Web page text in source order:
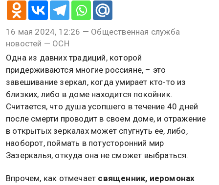
16 мая 2024, 12:26 — Общественная служба
новостей — ОСН
Одна из давних традиций, которой
придерживаются многие россияне, – это
завешивание зеркал, когда умирает кто-то из
близких, либо в доме находится покойник.
Считается, что душа усопшего в течение 40 дней
после смерти проводит в своем доме, и отражение
в открытых зеркалах может спугнуть ее, либо,
наоборот, поймать в потусторонний мир
Зазеркалья, откуда она не сможет выбраться.
Впрочем, как отмечает священник, иеромонах